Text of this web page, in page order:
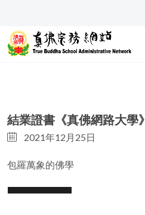
結業證書《真佛網路大學》
2021年12月25日
包羅萬象的佛學